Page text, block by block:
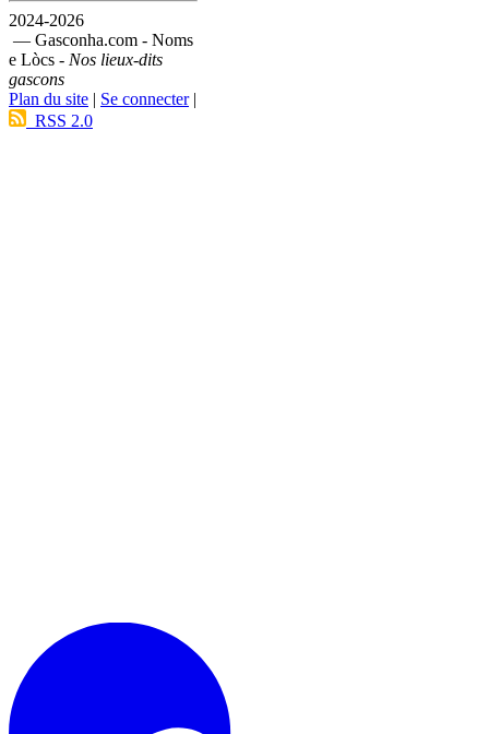
2024-2026
— Gasconha.com - Noms
e Lòcs - Nos lieux-dits
gascons
Plan du site | Se connecter|
RSS 2.0